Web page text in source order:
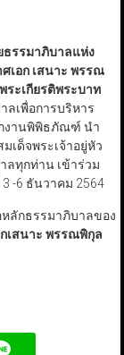
รรมาภิบาลแห่ง
เอก เสนาะ พรรณ
ะเกียรติพระบาท
เพื่อการบริหาร
กงานพิพิธภัณฑ์ นำ
เด็จพระเจ้าอยู่หัว
ทุกท่าน เข้าร่วม
-6 ธันวาคม 2564
ลักธรรมาภิบาลของ
เสนาะ พรรณพิกุล